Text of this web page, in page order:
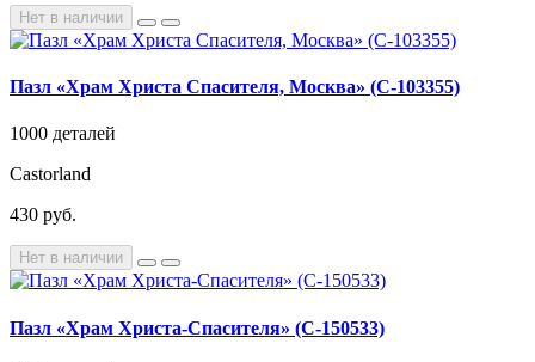
Нет в наличии
Пазл «Храм Христа Спасителя, Москва» (C-103355)
1000 деталей
Castorland
430 руб.
Нет в наличии
Пазл «Храм Христа-Спасителя» (C-150533)